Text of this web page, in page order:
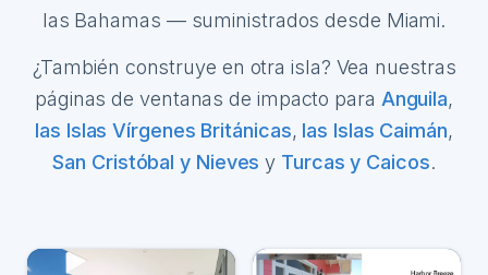
las Bahamas — suministrados desde Miami.
¿También construye en otra isla? Vea nuestras
páginas de ventanas de impacto para Anguila,
las Islas Vírgenes Británicas, las Islas Caimán,
San Cristóbal y Nieves y Turcas y Caicos.